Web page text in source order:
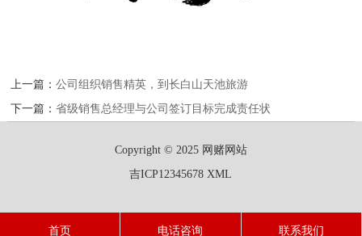
上一篇：公司组织销售精英，到长白山天池旅游
下一篇：省级销售总经理与公司签订目标完成责任状
Copyright © 2025 网赌网站
吉ICP12345678 XML
首页 电话咨询
联系我们